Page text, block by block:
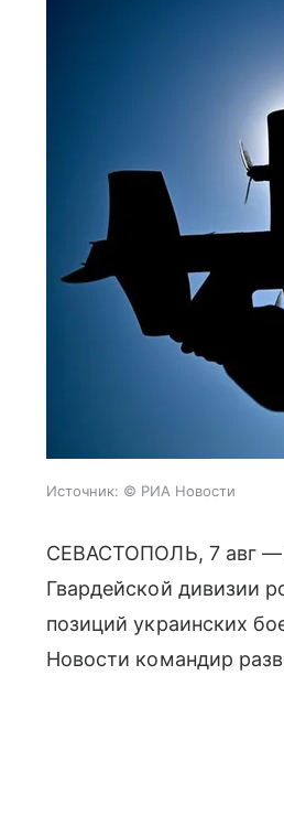
Источник: © РИА Новости
СЕВАСТОПОЛЬ, 7 авг —
Гвардейской дивизии
позиций украинских
Новости командир